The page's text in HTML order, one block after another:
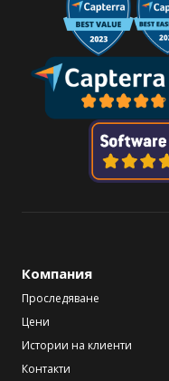
Компания
Проследяване
Цени
Истории на клиенти
Контакти